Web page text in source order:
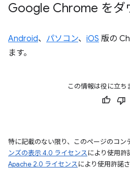
Google Chrome をダ
Android、 パソコン、 iOS 版の
ます。
この情報は役に立ち
特に記載のない限り、このページのコン
ンズの表示 4.0 ライセンスにより使用許
Apache 2.0 ライセンスにより使用許諾